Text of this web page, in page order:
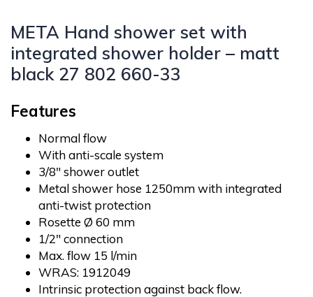
META Hand shower set with
integrated shower holder – matt
black 27 802 660-33
Features
Normal flow
With anti-scale system
3/8″ shower outlet
Metal shower hose 1250mm with integrated
anti-twist protection
Rosette Ø 60 mm
1/2″ connection
Max. flow 15 l/min
WRAS: 1912049
Intrinsic protection against back flow.